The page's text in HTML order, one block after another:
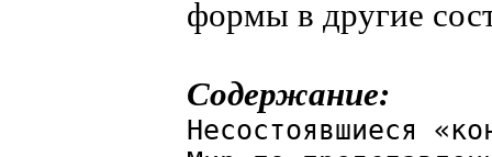
формы в другие
Содержание:
Несостоявшиеся